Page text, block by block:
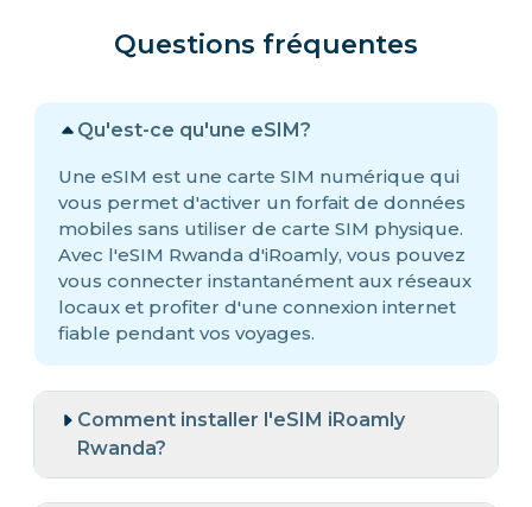
Questions fréquentes
Qu'est-ce qu'une eSIM?
Une eSIM est une carte SIM numérique qui
vous permet d'activer un forfait de données
mobiles sans utiliser de carte SIM physique.
Avec l'eSIM Rwanda d'iRoamly, vous pouvez
vous connecter instantanément aux réseaux
locaux et profiter d'une connexion internet
fiable pendant vos voyages.
Comment installer l'eSIM iRoamly
Rwanda?